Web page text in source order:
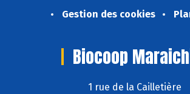
Gestion des cookies
Biocoop
1 rue de la Cailletière